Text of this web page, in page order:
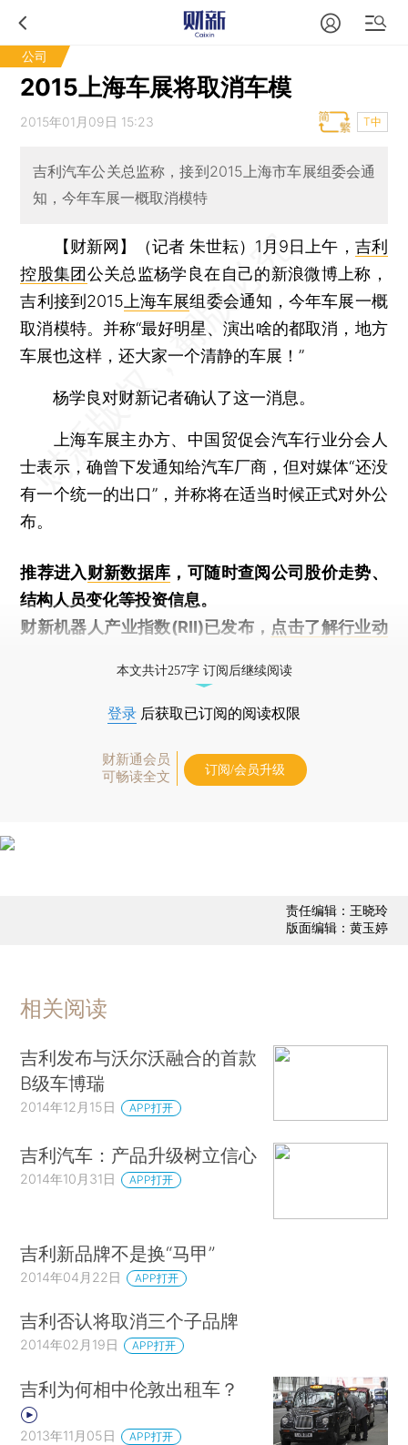
公司
2015上海车展将取消车模
2015年01月09日 15:23 T中
吉利汽车公关总监称，接到2015上海市车展组委会通
知，今年车展一概取消模特
【财新网】（记者 朱世耘） 1月9日上午， 吉利
控股集团公关总监杨学良在自己的新浪微博上称，
吉利接到2015 上海车展组委会通知，今年车展一概
取消模特。并称“最好明星、演出啥的都取消，地方
车展也这样，还大家一个清静的车展！”
杨学良对财新记者确认了这一消息。
上海车展主办方、中国贸促会汽车行业分会人
士表示，确曾下发通知给汽车厂商，但对媒体“还没
有一个统一的出口”，并称将在适当时候正式对外公
布。
推荐进入财新数据库 ，可随时查阅公司股价走势、
结构人员变化等投资信息。
财新机器人产业指数(RII)已发布， 点击了解行业动
本文共计257字 订阅后继续阅读
登录 后获取已订阅的阅读权限
财新通会员
可畅读全文
订阅/会员升级
责任编辑：王晓玲
版面编辑：黄玉婷
相关阅读
吉利发布与沃尔沃融合的首款
B级车博瑞
2014年12月15日 APP打开
吉利汽车：产品升级树立信心
2014年10月31日 APP打开
吉利新品牌不是换“马甲”
2014年04月22日 APP打开
吉利否认将取消三个子品牌
2014年02月19日 APP打开
吉利为何相中伦敦出租车？
2013年11月05日 APP打开